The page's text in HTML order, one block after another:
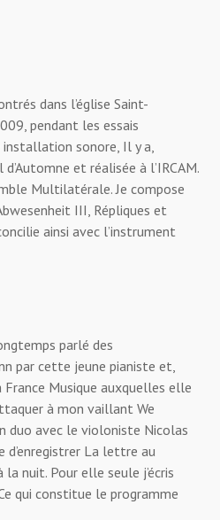
dans l’église Saint-
pendant les essais
installation sonore, Il y a,
et réalisée à l’IRCAM.
Multilatérale. Je compose
III, Répliques et
ainsi avec l’instrument
parlé des
par cette jeune pianiste et,
France Musique auxquelles elle
à mon vaillant We
duo avec le violoniste Nicolas
d’enregistrer La lettre au
nuit. Pour elle seule j’écris
qui constitue le programme